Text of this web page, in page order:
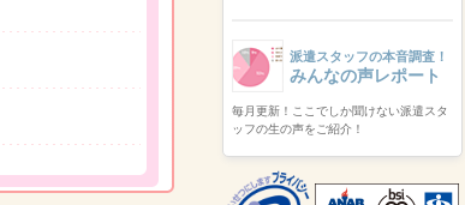
派遣スタッフの本音調査！
みんなの声レポート
毎月更新！ここでしか聞けない派遣スタ
ッフの生の声をご紹介！